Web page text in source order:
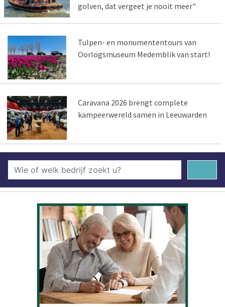
golven, dat vergeet je nooit meer"
Tulpen- en monumententours van
Oorlogsmuseum Medemblik van start!
Caravana 2026 brengt complete
kampeerwereld samen in Leeuwarden